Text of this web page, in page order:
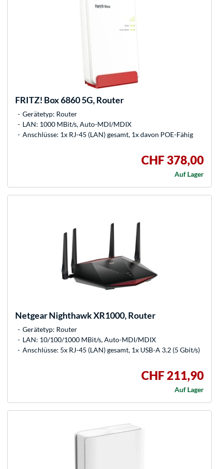
FRITZ! Box 6860 5G, Router
Gerätetyp: Router
LAN: 1000 MBit/s, Auto-MDI/MDIX
Anschlüsse: 1x RJ-45 (LAN) gesamt, 1x davon POE-Fähig
CHF 378,00
Auf Lager
NetgearNighthawk XR1000, Router
Gerätetyp: Router
LAN: 10/100/1000 MBit/s, Auto-MDI/MDIX
Anschlüsse: 5x RJ-45 (LAN) gesamt, 1x USB-A 3.2 (5 Gbit/s)
CHF 211,90
Auf Lager